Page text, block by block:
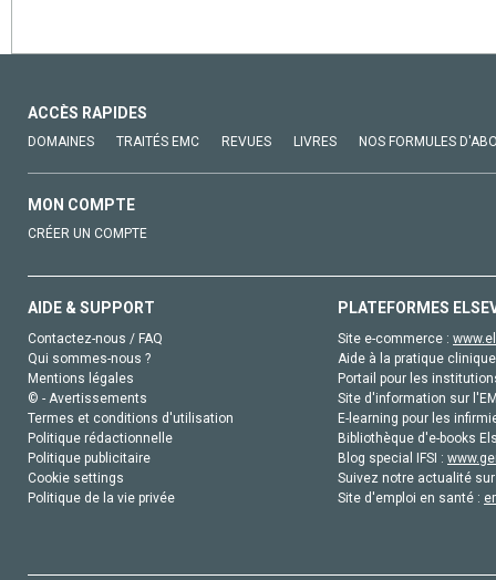
ACCÈS RAPIDES
DOMAINES TRAITÉS EMC REVUES LIVRES NOS FORMULES
MON COMPTE
CRÉER UN COMPTE
AIDE & SUPPORT
Contactez-nous / FAQ
Qui sommes-nous ?
Mentions légales
© - Avertissements
Termes et conditions d'utilisation
Politique rédactionnelle
Politique publicitaire
Cookie settings
Politique de la vie privée
PLATEFORMES
Site e-commerce :
Aide à la pratique
Portail pour les
Site d'information sur
E-learning pour les
Bibliothèque d'e-books
Blog special IFSI :
Suivez notre actualité
Site d'emploi en santé :